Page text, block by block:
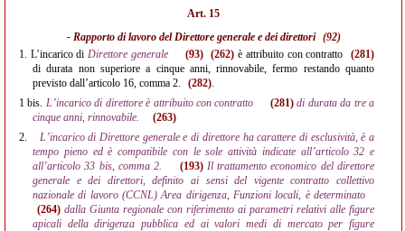
Art. 15
- Rapporto di lavoro del Direttore generale e dei direttori (92)
1. L’incarico diDirettore generale (93) (262) è attribuito con contratto
(281)
di durata non superiore a cinque anni, rinnovabile, fermo restando quanto
previsto dall’articolo 16, comma 2.
(282).
1 bis. L’incarico di direttore è attribuito con contratto (281)di durata da tre a
cinque anni, rinnovabile.
(263)
2.
L’incarico di Direttore generale e di direttore ha carattere di esclusività, è a
tempo pieno ed è compatibile con le sole attività indicate all’articolo 32 e
all’articolo 33 bis, comma 2.
(193)Il trattamento economico del direttore
generale e dei direttori, definito ai sensi del vigente contratto collettivo
nazionale di lavoro (CCNL) Area dirigenza, Funzioni locali, è determinato
(264) dalla Giunta regionale con riferimento ai parametri relativi alle figure
apicali della dirigenza pubblica ed ai valori medi di mercato per figure